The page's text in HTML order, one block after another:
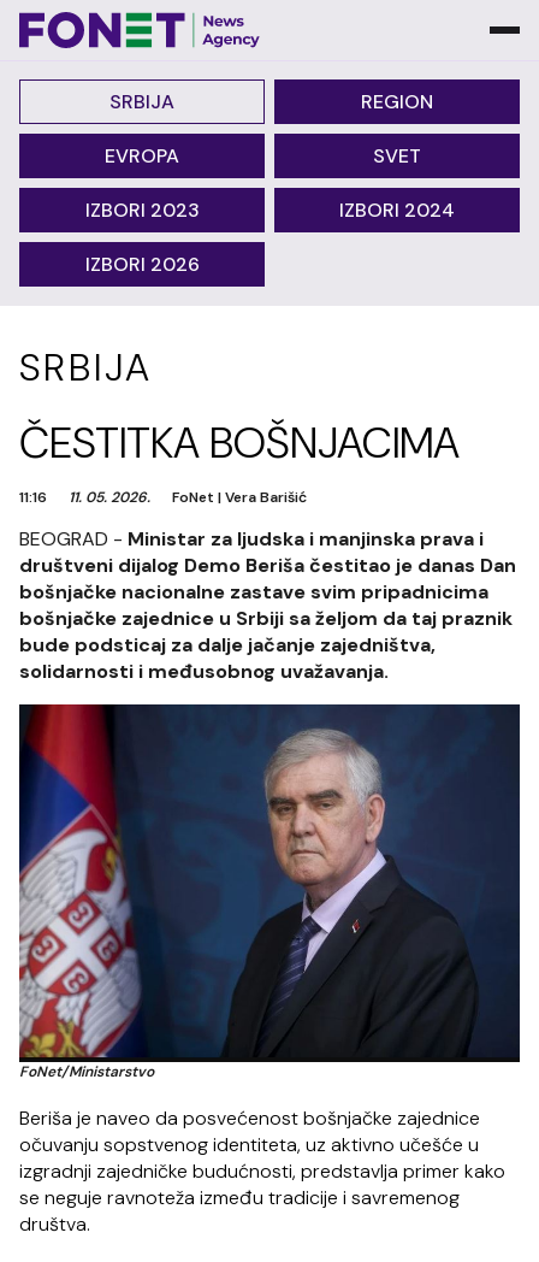
SRBIJA REGION
EVROPA SVET
IZBORI 2023 IZBORI 2024
IZBORI 2026
SRBIJA
ČESTITKA BOŠNJACIMA
11:16 11. 05. 2026. FoNet |Vera Barišić
BEOGRAD - Ministar za ljudska i manjinska prava i
društveni dijalog Demo Beriša čestitao je danas Dan
bošnjačke nacionalne zastave svim pripadnicima
bošnjačke zajednice u Srbiji sa željom da taj praznik
bude podsticaj za dalje jačanje zajedništva,
solidarnosti i međusobnog uvažavanja.
FoNet/Ministarstvo
Beriša je naveo da posvećenost bošnjačke zajednice
očuvanju sopstvenog identiteta, uz aktivno učešće u
izgradnji zajedničke budućnosti, predstavlja primer kako
se neguje ravnoteža između tradicije i savremenog
društva.